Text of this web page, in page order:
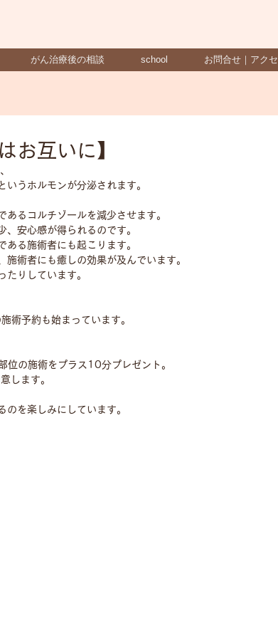
がん治療後の相談 school お問合せ｜アク
お互いに】
いうホルモンが分泌されます。
あるコルチゾールを減少させます。
、安心感が得られるのです。
ある施術者にも起こります。
施術者にも癒しの効果が及んでいます。
たりしています。
術予約も始まっています。
位の施術をプラス10分プレゼント。
します。
のを楽しみにしています。